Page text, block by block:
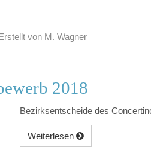
von M. Wagner
2018
Bezirksentscheide des
Weiterlesen